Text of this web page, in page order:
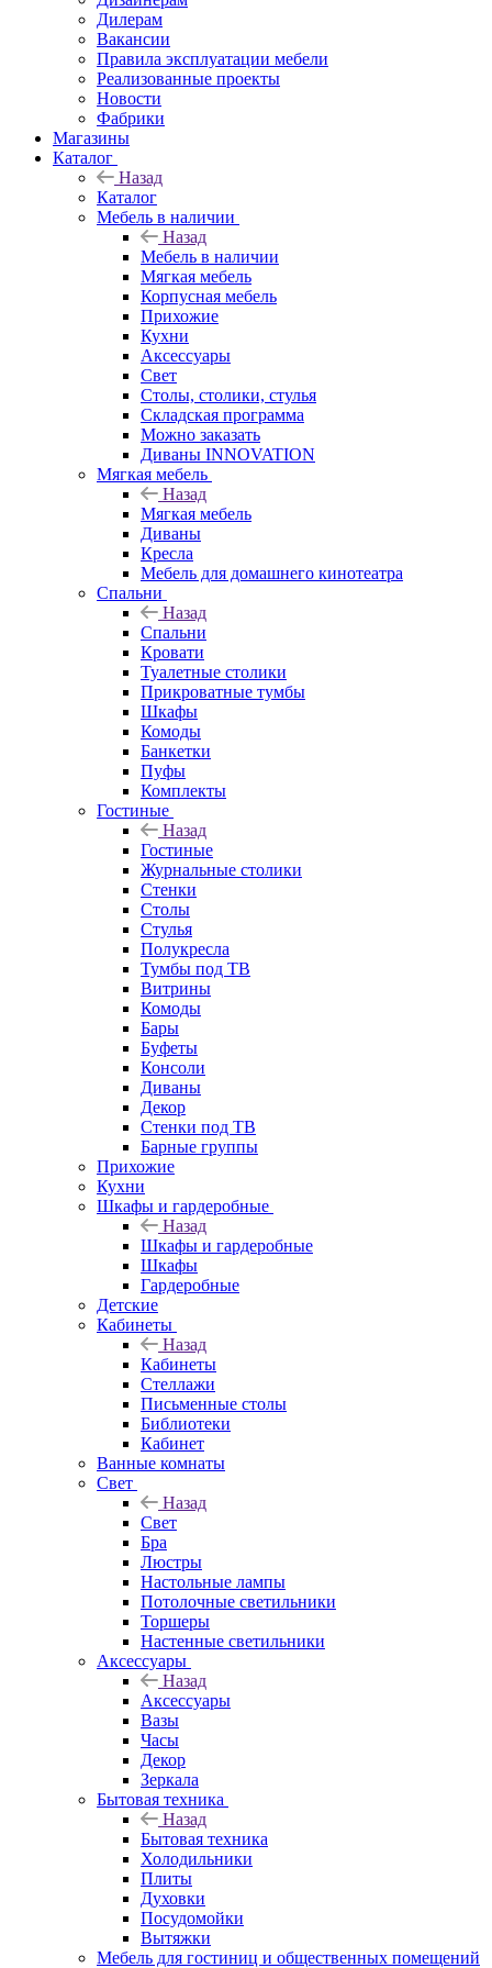
Дилерам
Вакансии
Правила эксплуатации мебели
Реализованные проекты
Новости
Фабрики
Магазины
Каталог
Назад
Каталог
Мебель в наличии
Назад
Мебель в наличии
Мягкая мебель
Корпусная мебель
Прихожие
Кухни
Аксессуары
Свет
Столы, столики, стулья
Складская программа
Можно заказать
Диваны INNOVATION
Мягкая мебель
Назад
Мягкая мебель
Диваны
Кресла
Мебель для домашнего кинотеатра
Спальни
Назад
Спальни
Кровати
Туалетные столики
Прикроватные тумбы
Шкафы
Комоды
Банкетки
Пуфы
Комплекты
Гостиные
Назад
Гостиные
Журнальные столики
Стенки
Столы
Стулья
Полукресла
Тумбы под ТВ
Витрины
Комоды
Бары
Буфеты
Консоли
Диваны
Декор
Стенки под ТВ
Барные группы
Прихожие
Кухни
Шкафы и гардеробные
Назад
Шкафы и гардеробные
Шкафы
Гардеробные
Детские
Кабинеты
Назад
Кабинеты
Стеллажи
Письменные столы
Библиотеки
Кабинет
Ванные комнаты
Свет
Назад
Свет
Бра
Люстры
Настольные лампы
Потолочные светильники
Торшеры
Настенные светильники
Аксессуары
Назад
Аксессуары
Вазы
Часы
Декор
Зеркала
Бытовая техника
Назад
Бытовая техника
Холодильники
Плиты
Духовки
Посудомойки
Вытяжки
Мебель для гостиниц и общественных помещений